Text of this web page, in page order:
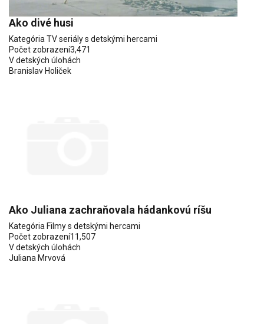
Ako divé husi
Kategória TV seriály s detskými hercami
Počet zobrazení3,471
V detských úlohách
Branislav Holiček
Ako Juliana zachraňovala hádankovú ríšu
Kategória Filmy s detskými hercami
Počet zobrazení11,507
V detských úlohách
Juliana Mrvová